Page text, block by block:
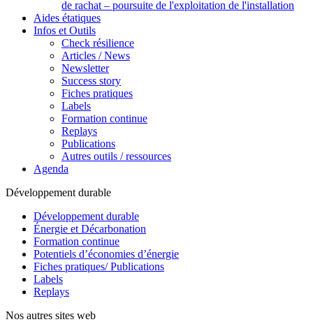
de rachat – poursuite de l'exploitation de l'installation
Aides étatiques
Infos et Outils
Check résilience
Articles / News
Newsletter
Success story
Fiches pratiques
Labels
Formation continue
Replays
Publications
Autres outils / ressources
Agenda
Développement durable
Développement durable
Énergie et Décarbonation
Formation continue
Potentiels d’économies d’énergie
Fiches pratiques/ Publications
Labels
Replays
Nos autres sites web